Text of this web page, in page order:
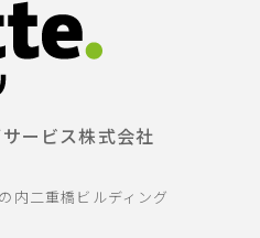
ービス株式会社
内二重橋ビルディング